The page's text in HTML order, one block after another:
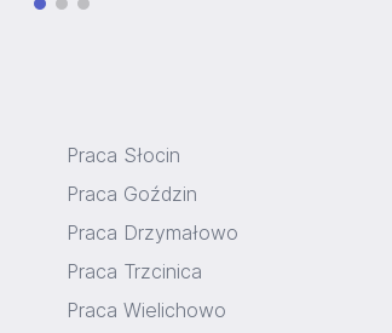
Praca Słocin
Praca Goździn
Praca Drzymałowo
Praca Trzcinica
Praca Wielichowo